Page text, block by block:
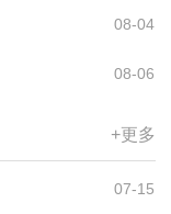
08-04
08-06
+更多
07-15